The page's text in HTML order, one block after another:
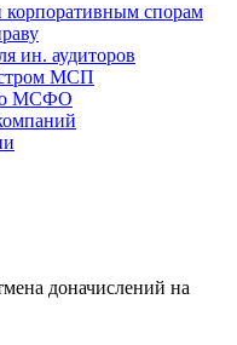
корпоративным спорам
ин. аудиторов
МСП
МСФО
доначислений на